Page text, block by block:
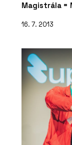
Magistrála =
16. 7. 2013